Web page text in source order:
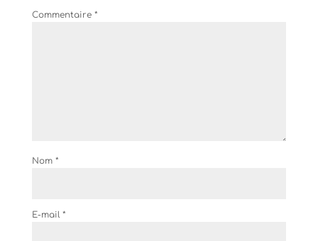
Commentaire *
Nom *
E-mail *